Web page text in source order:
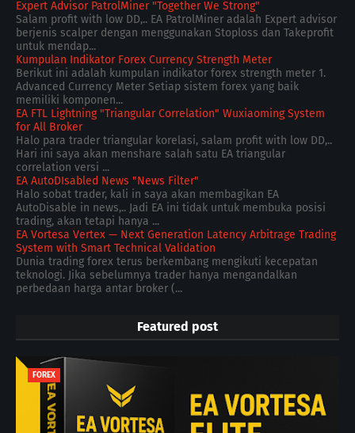
Expert Advisor PatrolMiner "Together We Strong"
Salam profit with low DD,.. EA PatrolMiner adalah Expert advisor
berjenis scalper dengan menggunakan Stoploss dan Takeprofit
untuk mendap...
Kumpulan Indikator Forex Currency Strength Meter
Berikut ini adalah kumpulan indikator forex strength meter 1.
Advanced Currency Meter Setiap sistem forex yang baik
memiliki komponen...
EA FTL Lightning "Triangular Correlation" Wuxiaoming System
for All Broker
Halo para trader triangular korelasi, salam profit with low DD,..
Hari ini saya akan menshare salah satu EA triangular
correlation versi ...
EA AutoDIsabled News "News Filter"
Halo sobat trader, kali in saya akan membagikan EA
AutoDisable in news,.. Jadi EA ini tidak untuk membuka posisi
trading, akan tetapi hanya ...
EA Vortesa Vertex — Next Generation Latency Arbitrage Trading
System with Smart Technical Validation
Dunia trading forex terus berkembang mengikuti kecepatan
teknologi. Jika sebelumnya trader hanya mengandalkan
perbedaan harga antar broker (...
Featured post
FOREX